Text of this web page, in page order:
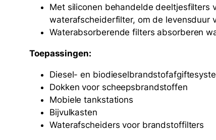
Met siliconen behandelde deeltjesfilters
waterafscheiderfilter, om de levensduur
Waterabsorberende filters absorberen
Toepassingen:
Diesel- en
Dokken voor scheepsbrandstoffen
Mobiele tankstations
Bijvulkasten
Waterafscheiders voor brandstoffilters